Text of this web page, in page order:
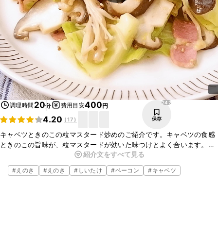
調理時間 20分 費用目安400円
4.20 (17)
242
保存
キャベツときのこの粒マスタード炒めのご紹介です。キャベツの食感
ときのこの旨味が、粒マスタードが効いた味つけとよく合います。
ベーコンも加え、味わい深く仕上がっています。ぜひお試しください
ね。
紹介文をすべて見る
#えのき #えのき # しいたけ #ベーコン #キャベツ